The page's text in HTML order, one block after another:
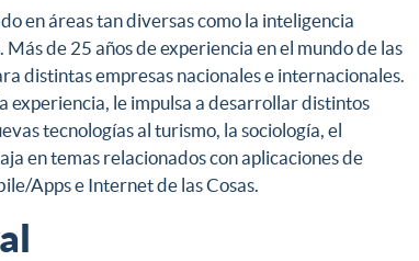
en áreas tan diversas como la inteligencia
de 25 años de experiencia en el mundo de las
distintas empresas nacionales e internacionales.
experiencia, le impulsa a desarrollar distintos
tecnologías al turismo, la sociología, el
en temas relacionados con aplicaciones de
Apps e Internet de las Cosas.